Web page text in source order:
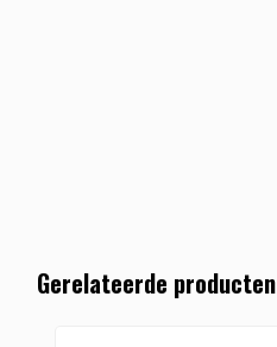
Gerelateerde producten